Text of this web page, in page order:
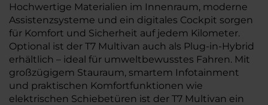
Hochwertige Materialien im Innenraum, moderne
Assistenzsysteme und ein digitales Cockpit sorgen
für Komfort und Sicherheit auf jedem Kilometer.
Optional ist der T7 Multivan auch als Plug-in-Hybrid
erhältlich – ideal für umweltbewusstes Fahren. Mit
großzügigem Stauraum, smartem Infotainment
und praktischen Komfortfunktionen wie
elektrischen Schiebetüren ist der T7 Multivan ein